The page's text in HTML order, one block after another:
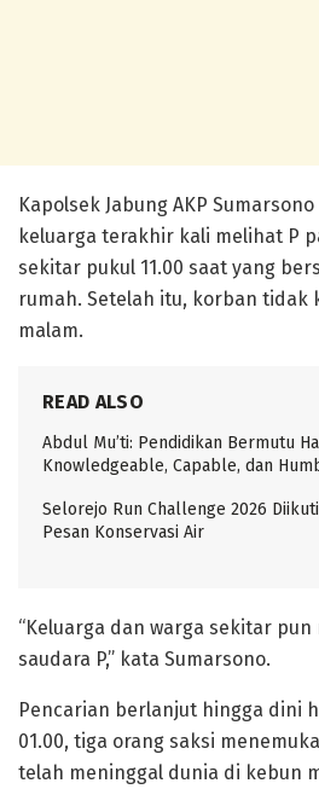
Kapolsek Jabung AKP
keluarga terakhir kali melihat P
sekitar pukul 11.00 saat yang
rumah. Setelah itu, korban tidak
malam.
READ ALSO
Abdul Mu’ti: Pendidikan Bermutu
Knowledgeable, Capable, dan
Selorejo Run Challenge 2026
Pesan Konservasi Air
“Keluarga dan warga sekitar
saudara P,” kata Sumarsono.
Pencarian berlanjut hingga dini
01.00, tiga orang saksi
telah meninggal dunia di kebun